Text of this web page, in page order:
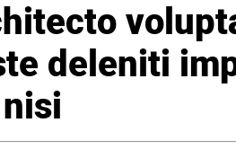
deleniti